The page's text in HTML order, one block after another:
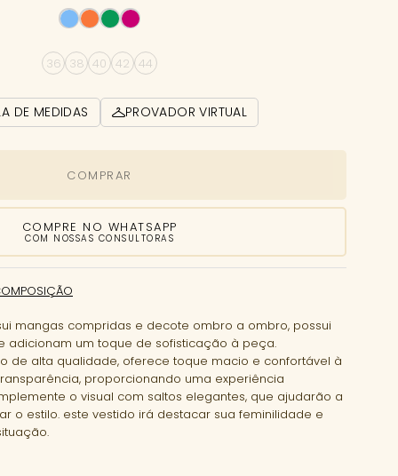
36 38 40 42 44
DE MEDIDAS PROVADOR VIRTUAL
COMPRAR
COMPRE NO WHATSAPP
COM NOSSAS CONSULTORAS
mangas compridas e decote ombro a ombro, possui
adicionam um toque de sofisticação à peça.
de alta qualidade, oferece toque macio e confortável à
proporcionando uma experiência
o visual com saltos elegantes, que ajudarão a
o estilo. este vestido irá destacar sua feminilidade e